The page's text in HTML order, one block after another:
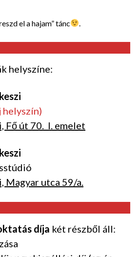
el a hajam” tánc
helyszíne:
helyszín)
Fő út 70. I. emelet
Magyar utca 59/a.
díja két részből áll: